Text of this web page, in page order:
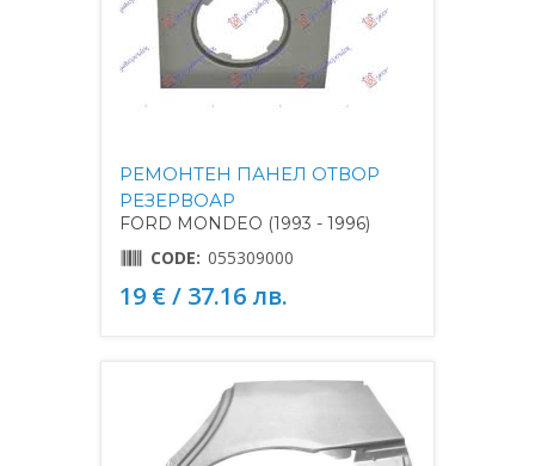
РЕМОНТЕН ПАНЕЛ ОТВОР
РЕЗЕРВОАР
FORD MONDEO (1993 - 1996)
CODE: 055309000
19 € / 37.16 лв.